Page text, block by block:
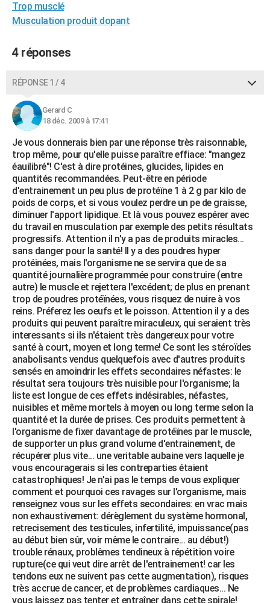
GUIDES D'ACHAT
CARTE DE VOEUX
Carte de Noël
Carte Bonne année
Carte Saint-Valentin
Carte Pâques
Carte d'anniversaire
DICTIONNAIRE
Dictionnaire
Biographies
Citations
Expressions
Proverbes
PROGRAMME TV
S'inscrire
Se connecter
Lycées
Collèges
Primaires
Universités
Entreprises
Service militaire
Avis de recherche
AVIS DE DÉCÈS
FORUM
Bricolage
Lifestyle
Culture
Sport
Auto
Television
Voyage
Cinema
Trop musclé
Musculation produit dopant
4 réponses
RÉPONSE 1 / 4
Gerard C
18 déc. 2009 à 17:41
Je vous donnerais bien par une réponse très raisonnable,
trop même, pour qu'elle puisse paraître effiace: "mangez
éauilibré"! C'est à dire protéines, glucides, lipides en
quantités recommandées. Peut-être en période
d'entrainement un peu plus de protéïne 1 à 2 g par kilo de
poids de corps, et si vous voulez perdre un pe de graisse,
diminuer l'apport lipidique. Et là vous pouvez espérer avec
du travail en musculation par exemple des petits résultats
progressifs. Attention il n'y a pas de produits miracles...
sans danger pour la santé! Il y a des poudres hyper
protéinées, mais l'organisme ne se servira que de sa
quantité journalière programmée pour construire (entre
autre) le muscle et rejettera l'excédent; de plus en prenant
trop de poudres protéïnées, vous risquez de nuire à vos
reins. Préferez les oeufs et le poisson. Attention il y a des
produits qui peuvent paraître miraculeux, qui seraient très
interessants si ils n'étaient très dangereux pour votre
santé à court, moyen et long terme! Ce sont les stéroïdes
anabolisants vendus quelquefois avec d'autres produits
sensés en amoindrir les effets secondaires néfastes: le
résultat sera toujours très nuisible pour l'organisme; la
liste est longue de ces effets indésirables, néfastes,
nuisibles et même mortels à moyen ou long terme selon la
quantité et la durée de prises. Ces produits permettent à
l'organisme de fixer davantage de protéïnes par le muscle,
de supporter un plus grand volume d'entrainement, de
récupérer plus vite... une veritable aubaine vers laquelle je
vous encouragerais si les contreparties étaient
catastrophiques! Je n'ai pas le temps de vous expliquer
comment et pourquoi ces ravages sur l'organisme, mais
renseignez vous sur les effets secondaires: en vrac mais
non exhaustivement: dérèglement du système hormonal,
retrecisement des testicules, infertilité, impuissance(pas
au début bien sûr, voir même le contraire... au début!)
trouble rénaux, problêmes tendineux à répétition voire
rupture(ce qui veut dire arrêt de l'entrainement! car les
tendons eux ne suivent pas cette augmentation), risques
très accrue de cancer, et de problèmes cardiaques... Ne
vous laissez pas tenter et entraîner dans cette spirale!